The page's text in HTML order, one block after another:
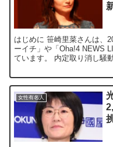
はじめに 笹崎里菜さんは、
ーイチ」や「Oha!4 NEWS
ています。 内定取り消し騒
女性有名人